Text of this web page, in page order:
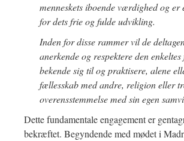
menneskets iboende værdighed og er
for dets frie og fulde udvikling.
Inden for disse rammer vil de
anerkende og respektere den
bekende sig til og praktisere, alene
fællesskab med andre, religion eller
overensstemmelse med sin egen
Dette fundamentale engagement er
bekræftet. Begyndende med mødet i